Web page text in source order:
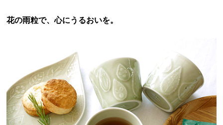
花の雨粒で、心にうるおいを。